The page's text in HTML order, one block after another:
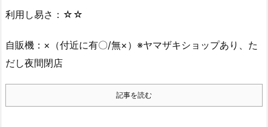
利用し易さ：☆☆
自販機：×（付近に有〇/無×）※ヤマザキショップあり、た
だし夜間閉店
記事を読む